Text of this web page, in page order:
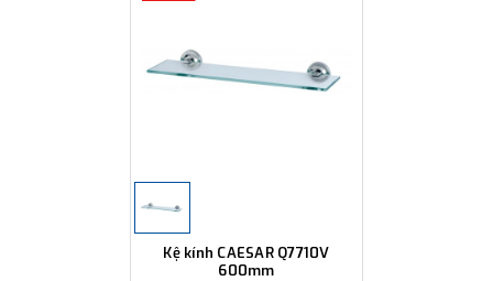
Kệ kính CAESAR Q7710V
600mm